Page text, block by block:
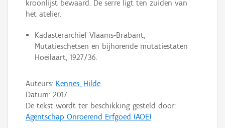
kroonlijst bewaard. De serre ligt ten zuiden van
het atelier.
Kadasterarchief Vlaams-Brabant,
Mutatieschetsen en bijhorende mutatiestaten
Hoeilaart, 1927/36.
Auteurs: Kennes, Hilde
Datum: 2017
De tekst wordt ter beschikking gesteld door:
Agentschap Onroerend Erfgoed (AOE)